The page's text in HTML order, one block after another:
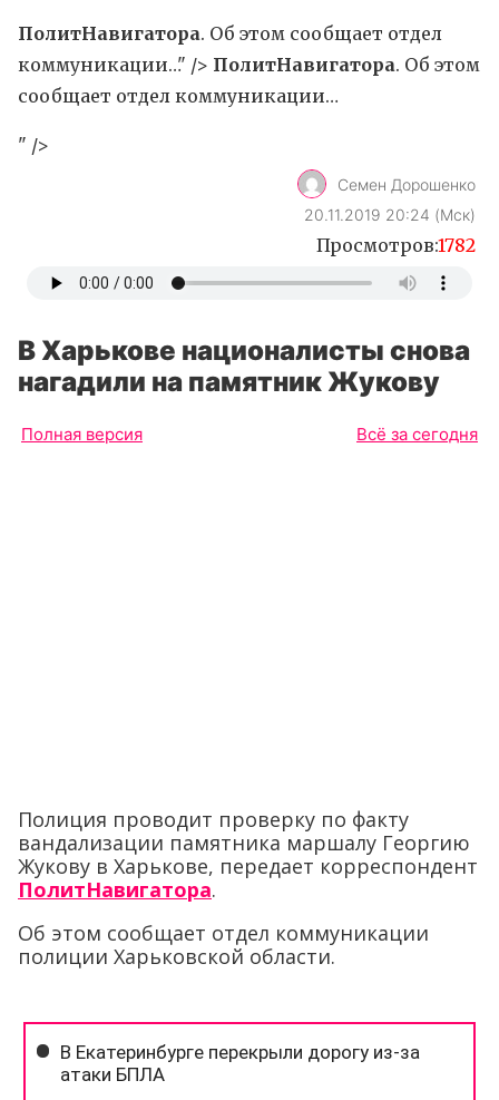
ПолитНавигатора. Об этом сообщает отдел
коммуникации…" /> ПолитНавигатора. Об этом
сообщает отдел коммуникации…
" />
Семен Дорошенко
20.11.2019 20:24 (Мск)
Просмотров:1782
В Харькове националисты снова
нагадили на памятник Жукову
Полная версия Всё за сегодня
Полиция проводит проверку по факту
вандализации памятника маршалу Георгию
Жукову в Харькове, передает корреспондент
ПолитНавигатора.
Об этом сообщает отдел коммуникации
полиции Харьковской области.